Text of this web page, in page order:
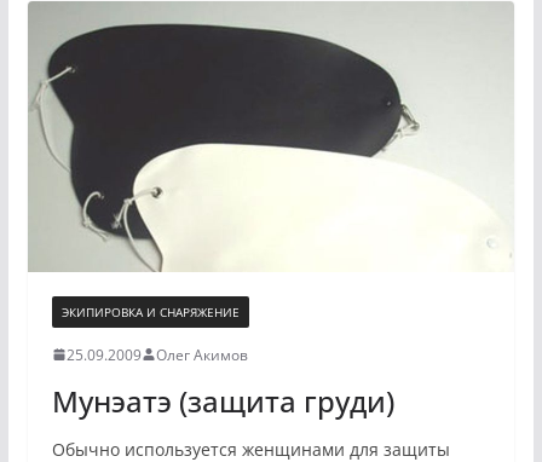
ЭКИПИРОВКА И СНАРЯЖЕНИЕ
25.09.2009 Олег Акимов
Мунэатэ (защита груди)
Обычно используется женщинами для защиты